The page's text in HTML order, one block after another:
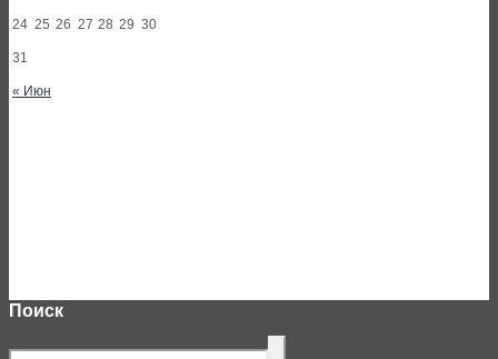
« Июн
24 25 26 27 28 29 30
31
Поиск